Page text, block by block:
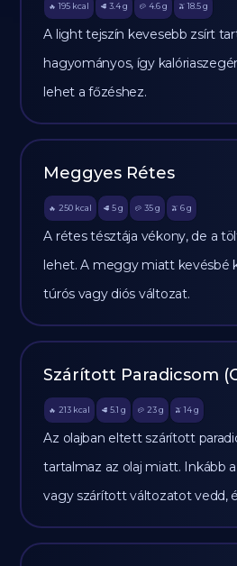
🔥 195 kcal 🥩 3.4 g 🥔 4.6g 🫒 18.5 g
A light tejszín kevesebb zsírt
hagyományos, így
lehet a főzéshez.
Meggyes Rétes
🔥 250 kcal 🥩 5 g 🥔 35g 🫒 6 g
A rétes tésztája vékony, de a
lehet. A meggy miatt kevésbé
túrós vagy diós változat.
Szárított Paradicsom
🔥 213 kcal 🥩 5.1 g 🥔 23g 🫒 14 g
Az olajban eltett szárított
tartalmaz az olaj miatt. Inkább
vagy szárított változatot vedd,